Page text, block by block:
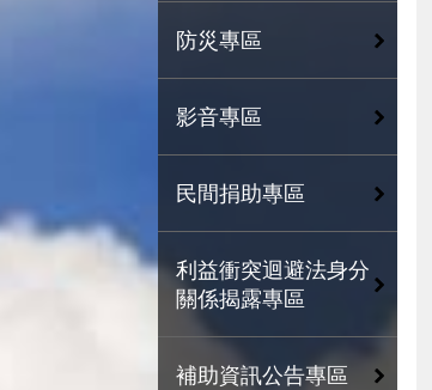
防災專區
影音專區
民間捐助專區
利益衝突迴避法身分
關係揭露專區
補助資訊公告專區